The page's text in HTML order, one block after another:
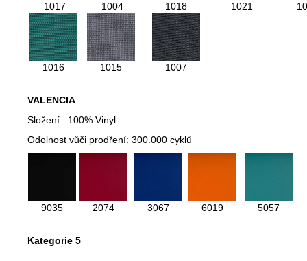
1017 1004 1018 1021
1016 1015 1007
VALENCIA
Složení : 100% Vinyl
Odolnost vůči prodření: 300.000 cyklů
9035 2074 3067 6019 5057
Kategorie 5